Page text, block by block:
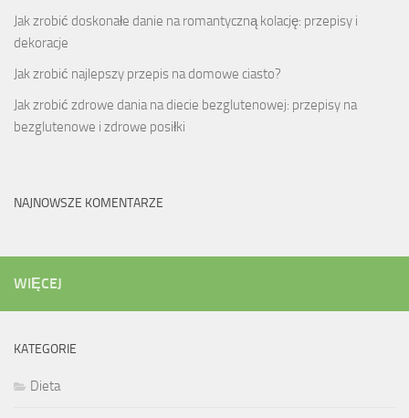
Jak zrobić doskonałe danie na romantyczną kolację: przepisy i
dekoracje
Jak zrobić najlepszy przepis na domowe ciasto?
Jak zrobić zdrowe dania na diecie bezglutenowej: przepisy na
bezglutenowe i zdrowe posiłki
NAJNOWSZE KOMENTARZE
WIĘCEJ
KATEGORIE
Dieta